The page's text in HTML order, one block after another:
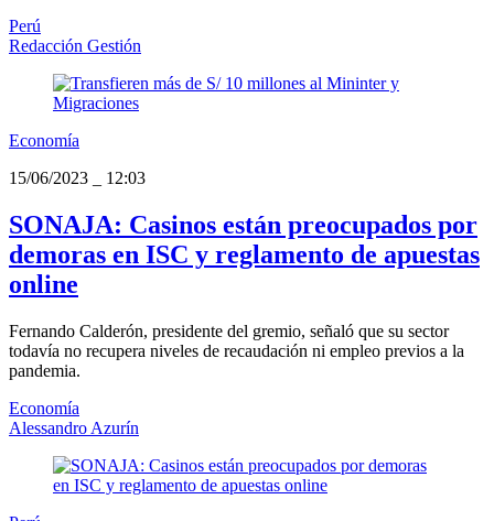
Perú
Redacción Gestión
Economía
15/06/2023
12:03
SONAJA: Casinos están preocupados por
demoras en ISC y reglamento de apuestas
online
Fernando Calderón, presidente del gremio, señaló que su sector
todavía no recupera niveles de recaudación ni empleo previos a la
pandemia.
Economía
Alessandro Azurín